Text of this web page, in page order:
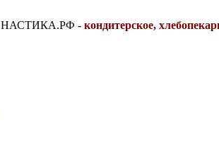
НАСТИКА.РФ - кондитерское,